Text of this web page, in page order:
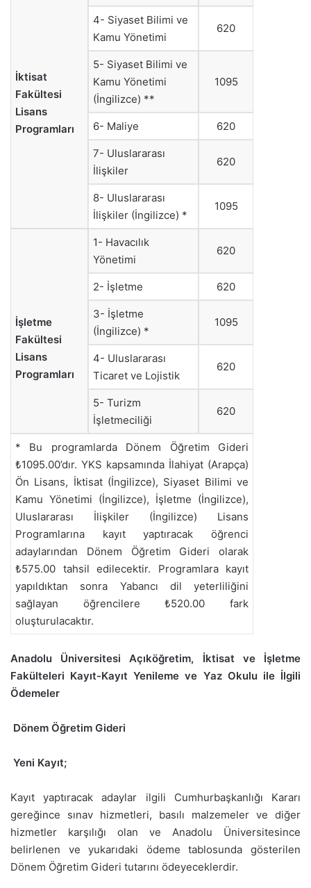
İktisat
Fakültesi
Lisans
Programları
4- Siyaset Bilimi ve
Kamu Yönetimi
620
5- Siyaset Bilimi ve
Kamu Yönetimi
(İngilizce) **
1095
6- Maliye 620
7- Uluslararası
İlişkiler
620
8- Uluslararası
İlişkiler (İngilizce) *
1095
İşletme
Fakültesi
Lisans
Programları
1- Havacılık
Yönetimi
620
2- İşletme 620
3- İşletme
(İngilizce) *
1095
4- Uluslararası
Ticaret ve Lojistik
620
5- Turizm
İşletmeciliği
620
* Bu programlarda Dönem Öğretim Gideri
₺1095.00’dır. YKS kapsamında İlahiyat (Arapça)
Ön Lisans, İktisat (İngilizce), Siyaset Bilimi ve
Kamu Yönetimi (İngilizce), İşletme (İngilizce),
Uluslararası İlişkiler (İngilizce) Lisans
Programlarına kayıt yaptıracak öğrenci
adaylarından Dönem Öğretim Gideri olarak
₺575.00 tahsil edilecektir. Programlara kayıt
yapıldıktan sonra Yabancı dil yeterliliğini
sağlayan öğrencilere ₺520.00 fark
oluşturulacaktır.
Anadolu Üniversitesi Açıköğretim, İktisat ve İşletme
Fakülteleri Kayıt-Kayıt Yenileme ve Yaz Okulu ile İlgili
Ödemeler
Dönem Öğretim Gideri
Yeni Kayıt;
Kayıt yaptıracak adaylar ilgili Cumhurbaşkanlığı Kararı
gereğince sınav hizmetleri, basılı malzemeler ve diğer
hizmetler karşılığı olan ve Anadolu Üniversitesince
belirlenen ve yukarıdaki ödeme tablosunda gösterilen
Dönem Öğretim Gideri tutarını ödeyeceklerdir.